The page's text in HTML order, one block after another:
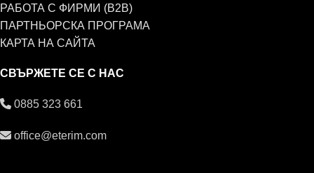
РАБОТА С ФИРМИ (B2B)
ПАРТНЬОРСКА ПРОГРАМА
КАРТА НА САЙТА
СВЪРЖЕТЕ СЕ С НАС
0885 323 661
office@eterim.com